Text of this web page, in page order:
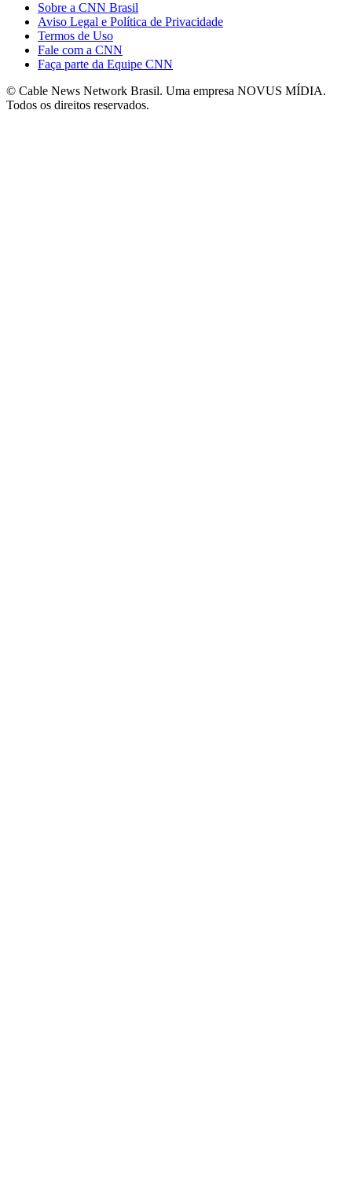
Sobre a CNN Brasil
Aviso Legal e Política de Privacidade
Termos de Uso
Fale com a CNN
Faça parte da Equipe CNN
© Cable News Network Brasil. Uma empresa NOVUS MÍDIA.
Todos os direitos reservados.